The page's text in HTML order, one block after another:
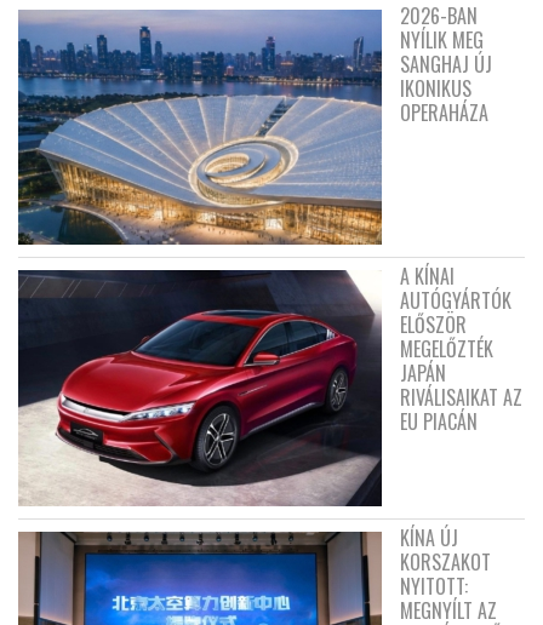
2026-BAN
NYÍLIK MEG
SANGHAJ ÚJ
IKONIKUS
OPERAHÁZA
A KÍNAI
AUTÓGYÁRTÓK
ELŐSZÖR
MEGELŐZTÉK
JAPÁN
RIVÁLISAIKAT AZ
EU PIACÁN
KÍNA ÚJ
KORSZAKOT
NYITOTT:
MEGNYÍLT AZ